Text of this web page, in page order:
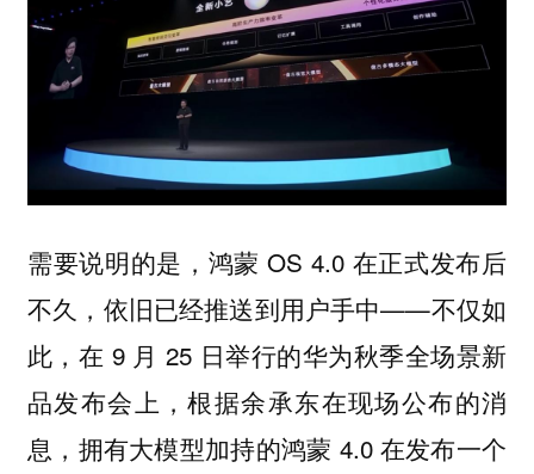
需要说明的是，鸿蒙 OS 4.0 在正式发布后
不久，依旧已经推送到用户手中——不仅如
此，在 9 月 25 日举行的华为秋季全场景新
品发布会上，根据余承东在现场公布的消
息，拥有大模型加持的鸿蒙 4.0 在发布一个